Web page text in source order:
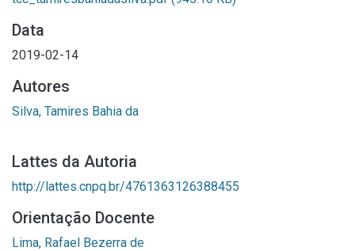
Data
2019-02-14
Autores
Silva, Tamires Bahia da
Lattes da Autoria
http://lattes.cnpq.br/4761363126388455
Orientação Docente
Lima, Rafael Bezerra de